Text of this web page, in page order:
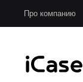
Про компанию